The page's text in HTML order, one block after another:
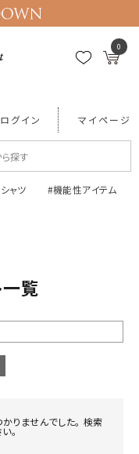
0
ログイン マイページ
ャツ #機能性アイテム
一覧
りませんでした。 検索
。